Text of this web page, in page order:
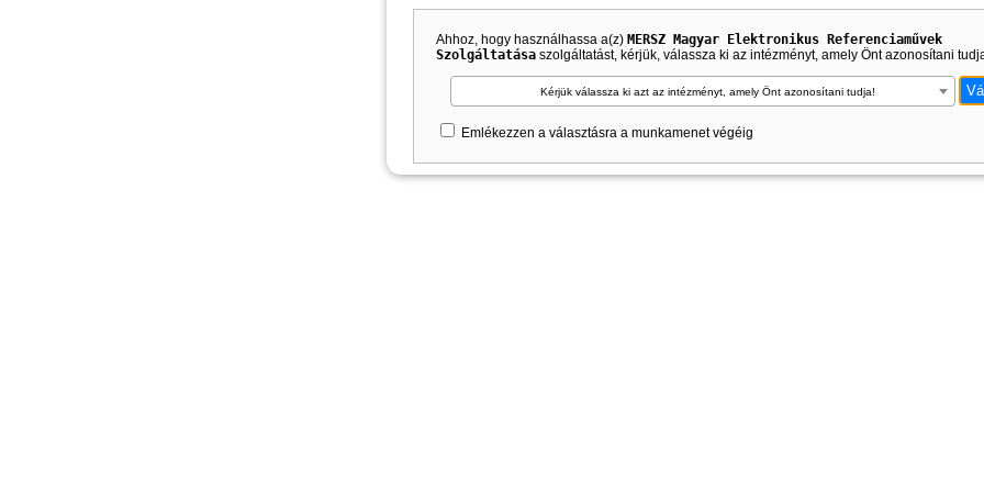
Ahhoz, hogy használhassa a(z) MERSZ Magyar Elektronikus Referenciaművek
Szolgáltatása szolgáltatást, kérjük, válassza ki az intézményt, amely Önt azonosítani
Kérjük válassza ki azt az intézményt, amely Önt azonosítani tudja!
Emlékezzen a választásra a munkamenet végéig